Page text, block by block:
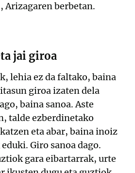
Arizagaren berbetan.
jai giroa
lehia ez da faltako, baina
giroa izaten dela
baina sanoa. Aste
talde ezberdinetako
eta abar, baina inoiz
Giro sanoa dago.
gara eibartarrak, urte